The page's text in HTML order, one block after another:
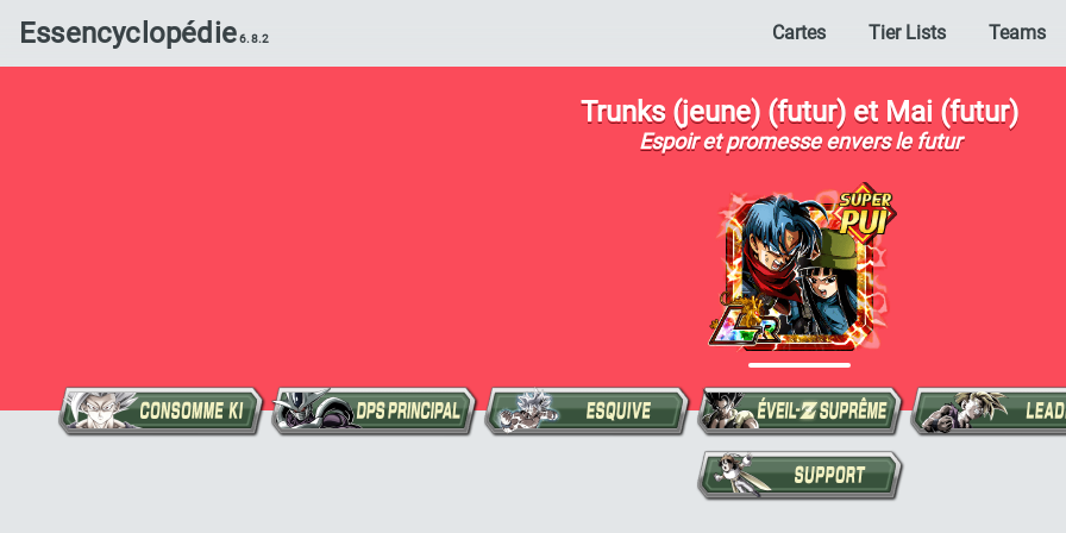
Essencyclopédie Cartes Tier Lists Teams
Trunks (jeune) (futur) et Mai (futur)
Espoir et promesse envers le futur